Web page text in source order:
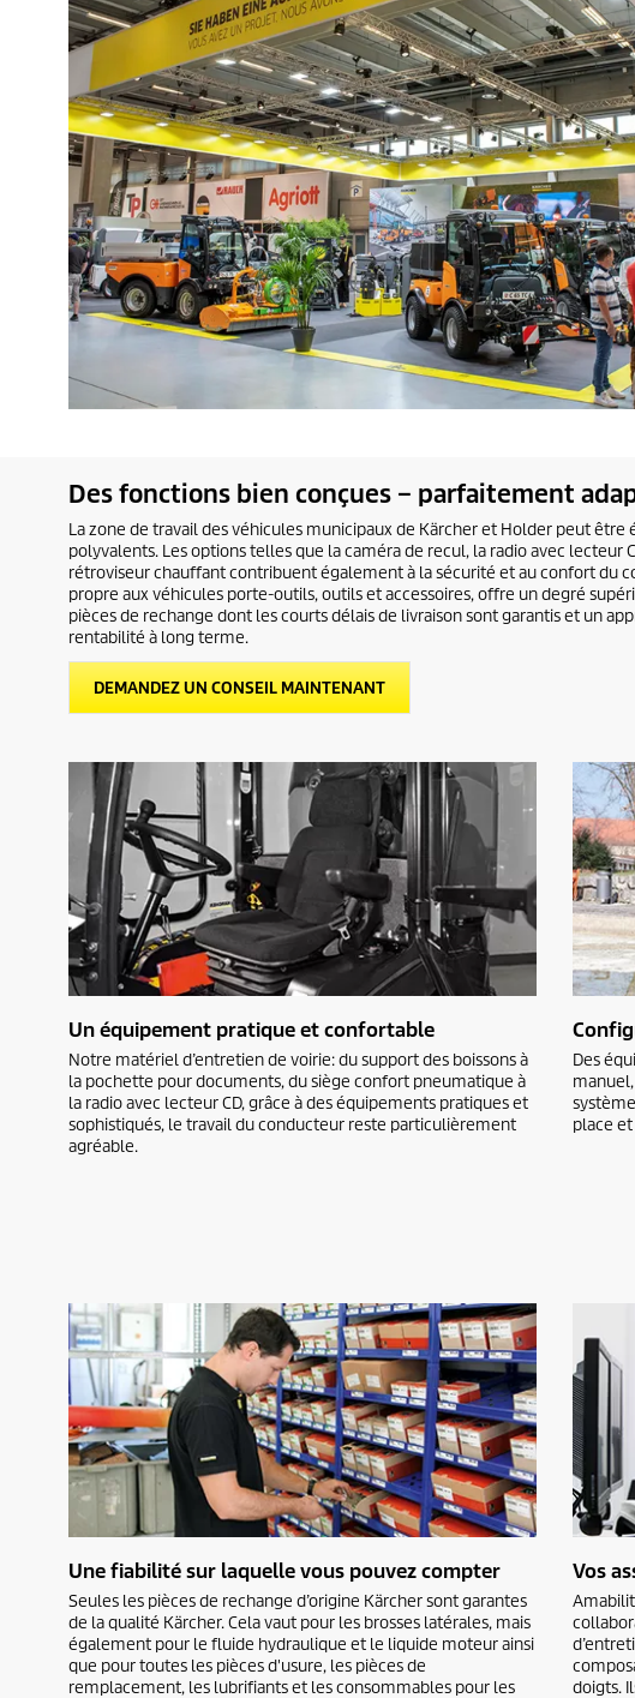
Des fonctions bien conçues – parfaitement
La zone de travail des véhicules municipaux de Kärcher et Holder peut
polyvalents. Les options telles que la caméra de recul, la radio avec
rétroviseur chauffant contribuent également à la sécurité et au confort du
propre aux véhicules porte-outils, outils et accessoires, offre un degré
pièces de rechange dont les courts délais de livraison sont garantis et un
rentabilité à long terme.
DEMANDEZ UN CONSEIL MAINTENANT
Un équipement pratique et confortable
Notre matériel d’entretien de voirie: du support des boissons à
la pochette pour documents, du siège confort pneumatique à
la radio avec lecteur CD, grâce à des équipements pratiques et
sophistiqués, le travail du conducteur reste particulièrement
agréable.
Des
place
Une fiabilité sur laquelle vous pouvez compter
Seules les pièces de rechange d’origine Kärcher sont garantes
de la qualité Kärcher. Cela vaut pour les brosses latérales, mais
également pour le fluide hydraulique et le liquide moteur ainsi
que pour toutes les pièces d'usure, les pièces de
remplacement, les lubrifiants et les consommables pour les
Vos
doigts.